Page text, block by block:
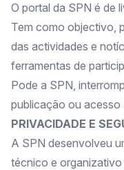
O portal da SPN é de
Tem como objectivo,
das actividades e
ferramentas de
Pode a SPN,
publicação ou acesso
PRIVACIDADE E
A SPN desenvolveu
técnico e organizativo